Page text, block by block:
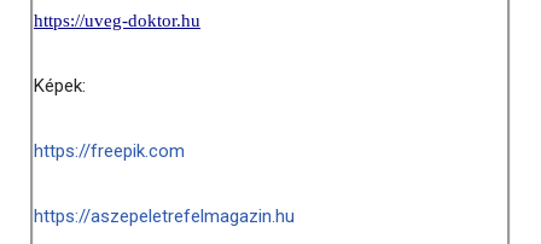
https://uveg-doktor.hu
Képek:
https://freepik.com
https://aszepeletrefelmagazin.hu